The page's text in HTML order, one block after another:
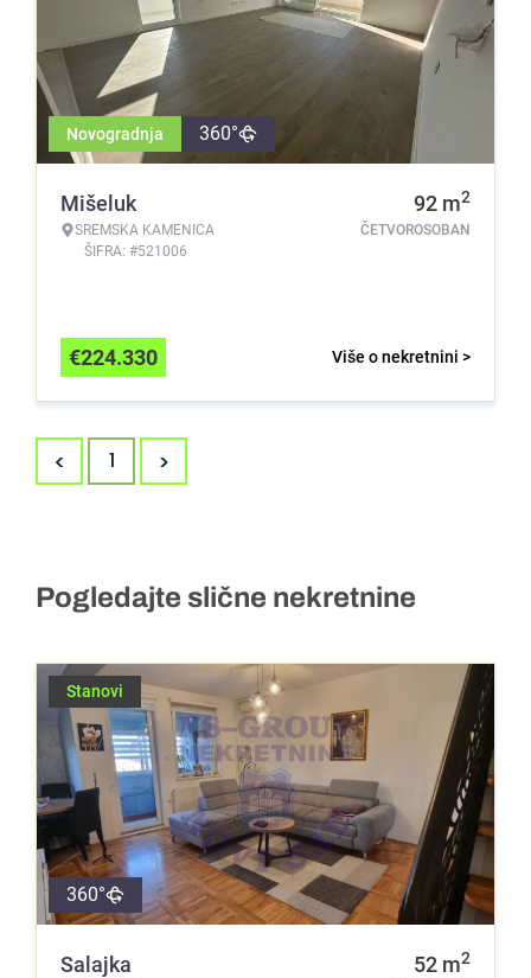
Novogradnja 360°
Mišeluk
SREMSKA KAMENICA
ŠIFRA: #521006
92 m2
ČETVOROSOBAN
Više o nekretnini >
€224.330
< 1 >
Pogledajte slične nekretnine
Stanovi
360°
Salajka 52 m2